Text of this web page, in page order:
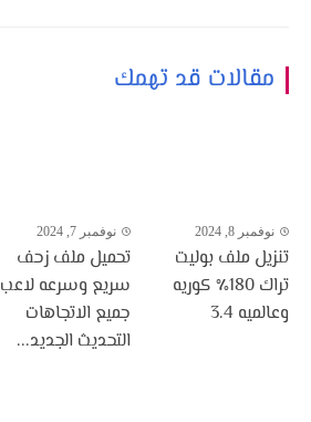
مقالات قد تهمك
نوفمبر 8, 2024
تنزيل ملف بوليت
تراك 180٪ كوريه
وعالميه 3.4
نوفمبر 7, 2024
تحميل ملف زحف
سريع وسرعه لاعب
جميع الاتجاهات
التحديث الجديد...